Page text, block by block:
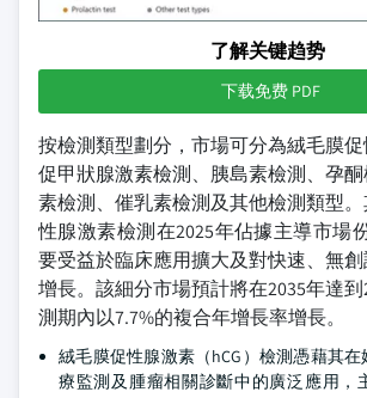
了解关键趋势
下载免费 PDF
按檢測類型劃分，市場可分為絨毛膜促
促甲狀腺激素檢測、胰島素檢測、孕
素檢測、催乳素檢測及其他檢測類型
性腺激素檢測在2025年佔據主導市場
要受益於臨床應用擴大及對快速、無
增長。該細分市場預計將在2035年達
測期內以7.7%的複合年增長率增長。
絨毛膜促性腺激素（hCG）檢測憑藉其
療監測及腫瘤相關診斷中的廣泛應用，